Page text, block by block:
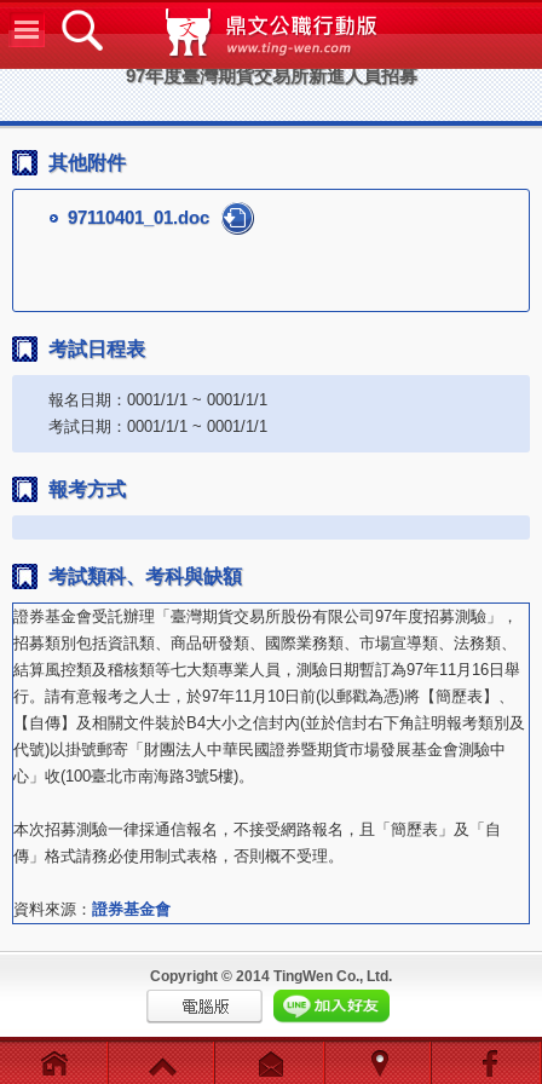
鼎文公
97年度臺灣期貨交易所新進人員招募
其他附件
97110401_01.doc
考試日程表
報名日期：0001/1/1 ~ 0001/1/1
考試日期：0001/1/1 ~ 0001/1/1
報考方式
考試類科、考科與缺額
證券基金會受託辦理「臺灣期貨交易所股份有限公司97年度招募測驗」，
招募類別包括資訊類、商品研發類、國際業務類、市場宣導類、法務類、
結算風控類及稽核類等七大類專業人員，測驗日期暫訂為97年11月16日舉
行。請有意報考之人士，於97年11月10日前(以郵戳為憑)將【簡歷表】、
【自傳】及相關文件裝於B4大小之信封內(並於信封右下角註明報考類別及
代號)以掛號郵寄「財團法人中華民國證券暨期貨市場發展基金會測驗中
心」收(100臺北市南海路3號5樓)。
本次招募測驗一律採通信報名，不接受網路報名，且「簡歷表」及「自
傳」格式請務必使用制式表格，否則概不受理。
資料來源： 證券基金會
Copyright © 2014 TingWen Co., Ltd.